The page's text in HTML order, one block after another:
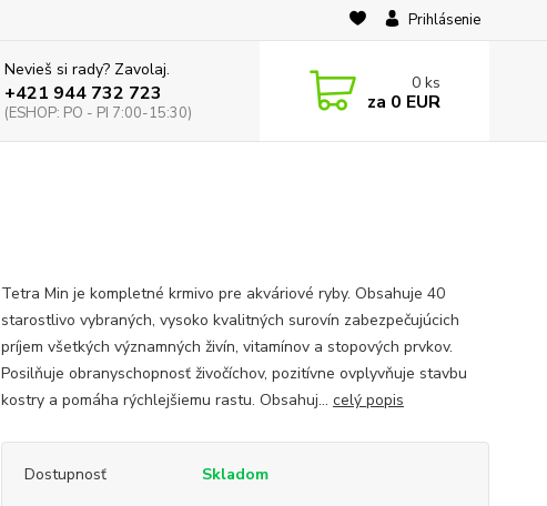
Prihlásenie
Nevieš si rady? Zavolaj.
+421 944 732 723
(ESHOP: PO - PI 7:00-15:30)
0 ks
za 0 EUR
Tetra Min je kompletné krmivo pre akváriové ryby. Obsahuje 40
starostlivo vybraných, vysoko kvalitných surovín zabezpečujúcich
príjem všetkých významných živín, vitamínov a stopových prvkov.
Posilňuje obranyschopnosť živočíchov, pozitívne ovplyvňuje stavbu
kostry a pomáha rýchlejšiemu rastu. Obsahuj... celý popis
Dostupnosť Skladom